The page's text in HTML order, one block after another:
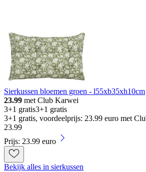
Sierkussen bloemen groen - l55xb35xh10cm
23.99 met Club Karwei
3+1 gratis3+1 gratis
3+1 gratis, voordeelprijs: 23.99 euro met
23.99
Prijs: 23.99 euro
Bekijk alles in sierkussen